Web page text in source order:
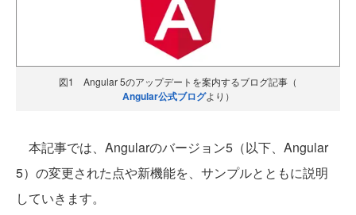
図1 Angular 5のアップデートを案内するブログ記事（
Angular公式ブログより）
本記事では、Angularのバージョン5（以下、Angular
5）の変更された点や新機能を、サンプルとともに説明
していきます。